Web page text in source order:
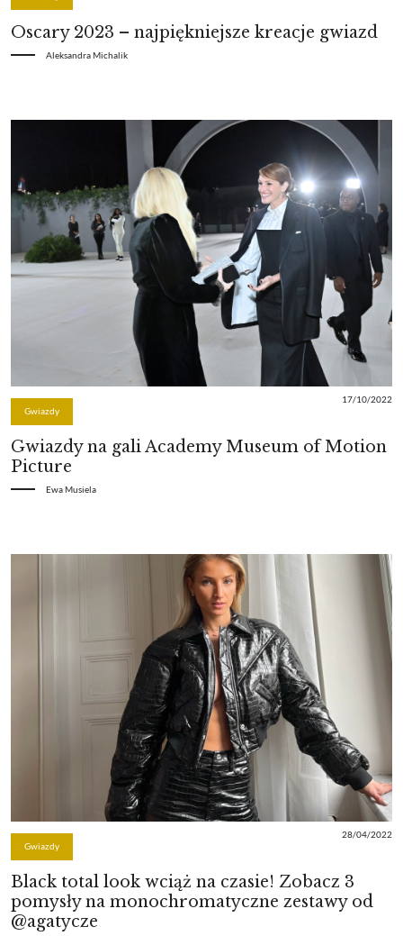
Oscary 2023 – najpiękniejsze kreacje gwiazd
Aleksandra Michalik
Gwiazdy
17/10/2022
Gwiazdy na gali Academy Museum of Motion
Picture
Ewa Musiela
Gwiazdy
28/04/2022
Black total look wciąż na czasie! Zobacz 3
pomysły na monochromatyczne zestawy od
@agatycze